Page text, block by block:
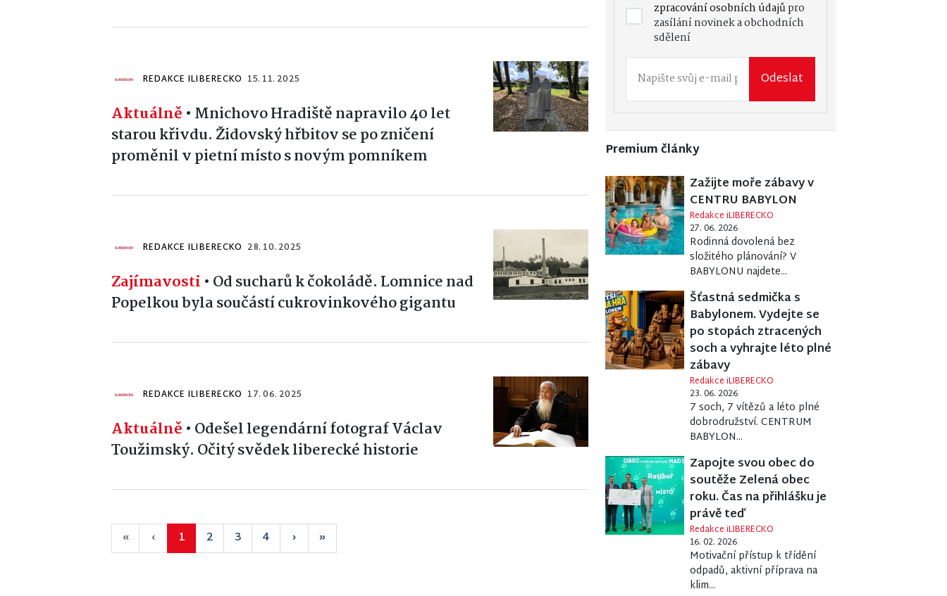
REDAKCE ILIBERECKO 15. 11. 2025
Aktuálně • Mnichovo Hradiště napravilo 40 let
starou křivdu. Židovský hřbitov se po zničení
proměnil v pietní místo s novým pomníkem
REDAKCE ILIBERECKO 28. 10. 2025
Zajímavosti • Od sucharů k čokoládě. Lomnice nad
Popelkou byla součástí cukrovinkového gigantu
REDAKCE ILIBERECKO 17. 06. 2025
Aktuálně • Odešel legendární fotograf Václav
Toužimský. Očitý svědek liberecké historie
« ‹ 1 2 3 4 › »
zpracování osobních údajůpro
zasílání novinek a obchodních
sdělení
Odeslat
Premium články
Zažijte moře zábavy v
CENTRU BABYLON
Redakce iLIBERECKO
27. 06. 2026
Rodinná dovolená bez
složitého plánování? V
BABYLONU najdete...
Šťastná sedmička s
Babylonem. Vydejte se
po stopách ztracených
soch a vyhrajte léto plné
zábavy
Redakce iLIBERECKO
23. 06. 2026
7 soch, 7 vítězů a léto plné
dobrodružství. CENTRUM
BABYLON...
Zapojte svou obec do
soutěže Zelená obec
roku. Čas na přihlášku je
právě teď
Redakce iLIBERECKO
16. 02. 2026
Motivační přístup k třídění
odpadů, aktivní příprava na
klim...